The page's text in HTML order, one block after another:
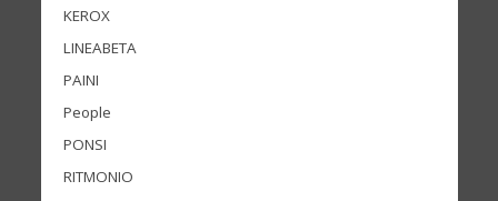
KEROX
LINEABETA
PAINI
People
PONSI
RITMONIO